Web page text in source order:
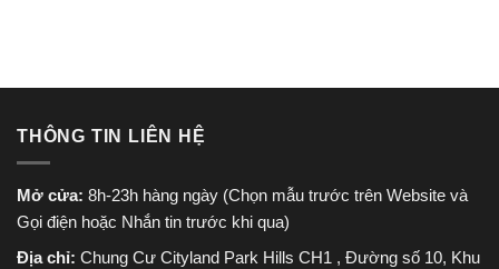
THÔNG TIN LIÊN HỆ
Mở cửa: 8h-23h hàng ngày (Chọn mẫu trước trên Website và
Gọi điện hoặc Nhắn tin trước khi qua)
Địa chỉ: Chung Cư Cityland Park Hills CH1 , Đường số 10, Khu